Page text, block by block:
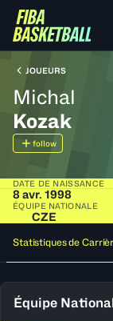
JOUEURS
Michal
Kozak
follow
DATE DE NAISSANCE
8 avr. 1998
ÉQUIPE NATIONALE
CZE
Statistiques de
Équipe